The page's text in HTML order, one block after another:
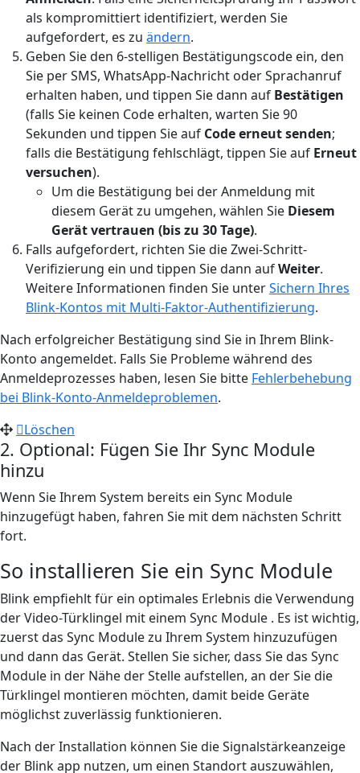
als kompromittiert identifiziert, werden Sie
aufgefordert, es zu ändern.
Geben Sie den 6-stelligen Bestätigungscode ein, den
Sie per SMS, WhatsApp-Nachricht oder Sprachanruf
erhalten haben, und tippen Sie dann auf Bestätigen
(falls Sie keinen Code erhalten, warten Sie 90
Sekunden und tippen Sie auf Code erneut senden;
falls die Bestätigung fehlschlägt, tippen Sie auf Erneut
versuchen).
Um die Bestätigung bei der Anmeldung mit
diesem Gerät zu umgehen, wählen Sie Diesem
Gerät vertrauen (bis zu 30 Tage).
Falls aufgefordert, richten Sie die Zwei-Schritt-
Verifizierung ein und tippen Sie dann aufWeiter.
Weitere Informationen finden Sie unterSichern Ihres
Blink-Kontos mit Multi-Faktor-Authentifizierung.
Nach erfolgreicher Bestätigung sind Sie in Ihrem Blink-
Konto angemeldet. Falls Sie Probleme während des
Anmeldeprozesses haben, lesen Sie bitte Fehlerbehebung
bei Blink-Konto-Anmeldeproblemen.
Löschen
2. Optional: Fügen Sie Ihr Sync Module
hinzu
Wenn Sie Ihrem System bereits ein Sync Module
hinzugefügt haben, fahren Sie mit dem nächsten Schritt
fort.
So installieren Sie ein Sync Module
Blink empfiehlt für ein optimales Erlebnis die Verwendung
der Video-Türklingel mit einem Sync Module . Es ist wichtig,
zuerst das Sync Module zu Ihrem System hinzuzufügen
und dann das Gerät. Stellen Sie sicher, dass Sie das Sync
Module in der Nähe der Stelle aufstellen, an der Sie die
Türklingel montieren möchten, damit beide Geräte
möglichst zuverlässig funktionieren.
Nach der Installation können Sie die Signalstärkeanzeige
der Blink app nutzen, um einen Standort auszuwählen,